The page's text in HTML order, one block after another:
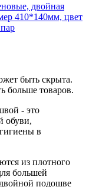
двойная
410*140мм, цвет
быть скрыта.
больше товаров.
- это
обуви,
в
из плотного
большей
подошве